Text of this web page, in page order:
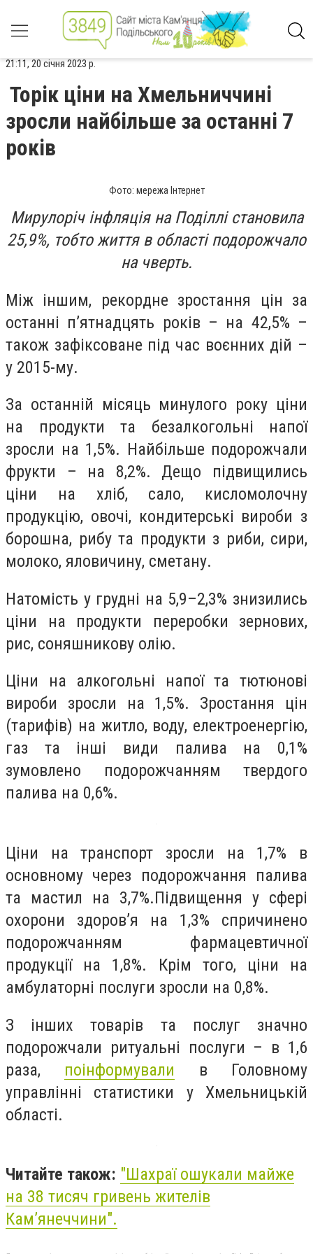
21:11, 20 січня 2023 р.
Торік ціни на Хмельниччині
зросли найбільше за останні 7
років
Фото: мережа Інтернет
Мирулоріч інфляція на Поділлі становила
25,9%, тобто життя в області подорожчало
на чверть.
Між іншим, рекордне зростання цін за
останні п’ятнадцять років – на 42,5% –
також зафіксоване під час воєнних дій –
у 2015-му.
За останній місяць минулого року ціни
на продукти та безалкогольні напої
зросли на 1,5%. Найбільше подорожчали
фрукти – на 8,2%. Дещо підвищились
ціни на хліб, сало, кисломолочну
продукцію, овочі, кондитерські вироби з
борошна, рибу та продукти з риби, сири,
молоко, яловичину, сметану.
Натомість у грудні на 5,9–2,3% знизились
ціни на продукти переробки зернових,
рис, соняшникову олію.
Ціни на алкогольні напої та тютюнові
вироби зросли на 1,5%. Зростання цін
(тарифів) на житло, воду, електроенергію,
газ та інші види палива на 0,1%
зумовлено подорожчанням твердого
палива на 0,6%.
Ціни на транспорт зросли на 1,7% в
основному через подорожчання палива
та мастил на 3,7%.Підвищення у сфері
охорони здоров’я на 1,3% спричинено
подорожчанням фармацевтичної
продукції на 1,8%. Крім того, ціни на
амбулаторні послуги зросли на 0,8%.
З інших товарів та послуг значно
подорожчали ритуальні послуги – в 1,6
раза, поінформували в Головному
управлінні статистики у Хмельницькій
області.
Читайте також: "Шахраї ошукали майже
на 38 тисяч гривень жителів
Кам’янеччини".